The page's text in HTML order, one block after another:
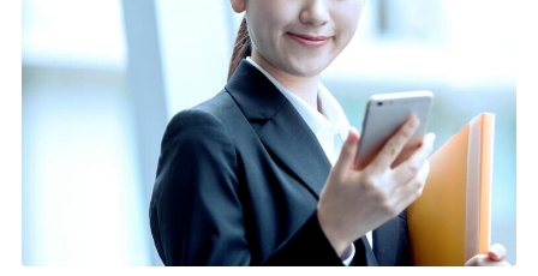
よくある質問
募集要項・エントリー
ポテンシャル採用 キャリア採用